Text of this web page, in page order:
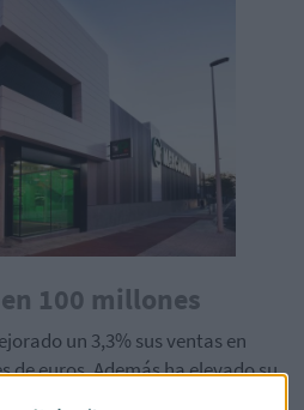
100 millones
un 3,3% sus ventas en
de euros. Además ha elevado su
el 27,1%. El beneficio se ha